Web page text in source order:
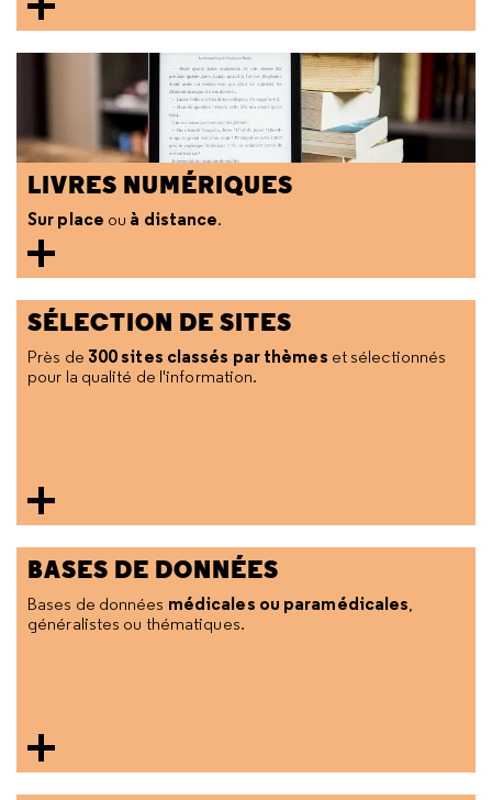
LIVRES NUMÉRIQUES
Sur place ou à distance.
SÉLECTION DE SITES
Près de 300 sites classés par thèmes et sélectionnés
pour la qualité de l'information.
BASES DE DONNÉES
Bases de données médicales ou paramédicales,
généralistes ou thématiques.